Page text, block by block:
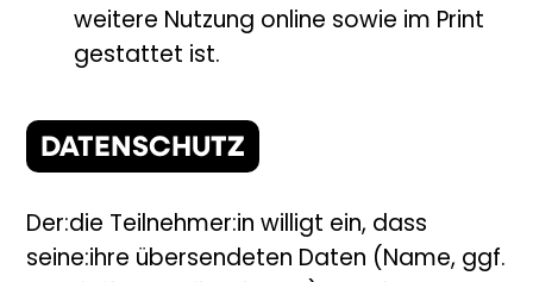
weitere Nutzung online sowie im Print
gestattet ist.
DATENSCHUTZ
Der:die Teilnehmer:in willigt ein, dass
seine:ihre übersendeten Daten (Name, ggf.